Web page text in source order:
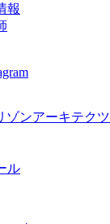
報
ゾンアーキテクツ
ル